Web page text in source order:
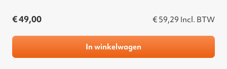
€ 49,00 € 59,29 Incl. BTW
In winkelwagen